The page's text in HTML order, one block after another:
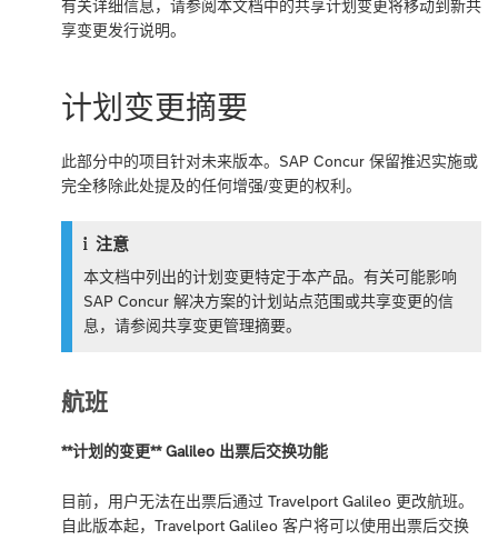
有关详细信息，请参阅本文档中的共享计划变更将移动到新共
享变更发行说明。
计划变更摘要
此部分中的项目针对未来版本。SAP Concur 保留推迟实施或
完全移除此处提及的任何增强/变更的权利。
注意
本文档中列出的计划变更特定于本产品。有关可能影响
SAP Concur 解决方案的计划站点范围或共享变更的信
息，请参阅共享变更管理摘要。
航班
**计划的变更** Galileo 出票后交换功能
目前，用户无法在出票后通过 Travelport Galileo 更改航班。
自此版本起，Travelport Galileo 客户将可以使用出票后交换